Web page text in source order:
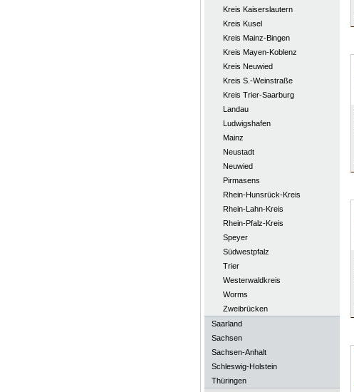
Kreis Kaiserslautern
Kreis Kusel
Kreis Mainz-Bingen
Kreis Mayen-Koblenz
Kreis Neuwied
Kreis S.-Weinstraße
Kreis Trier-Saarburg
Landau
Ludwigshafen
Mainz
Neustadt
Neuwied
Pirmasens
Rhein-Hunsrück-Kreis
Rhein-Lahn-Kreis
Rhein-Pfalz-Kreis
Speyer
Südwestpfalz
Trier
Westerwaldkreis
Worms
Zweibrücken
Saarland
Sachsen
Sachsen-Anhalt
Schleswig-Holstein
Thüringen